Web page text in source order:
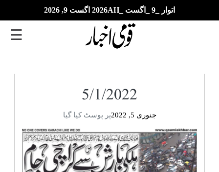
اتوار _9 _اگست _2026AH اگست 9, 2026
پیپر
بزنس
☰
5/1/2022
جنوری 5, 2022 پر پوسٹ کیا گیا